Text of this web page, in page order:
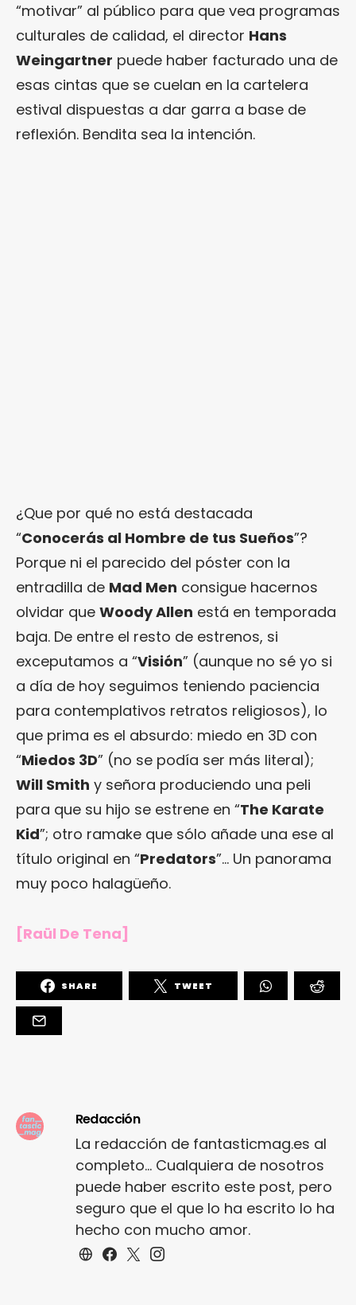
“motivar” al público para que vea programas
culturales de calidad, el director Hans
Weingartner puede haber facturado una de
esas cintas que se cuelan en la cartelera
estival dispuestas a dar garra a base de
reflexión. Bendita sea la intención.
¿Que por qué no está destacada
“Conocerás al Hombre de tus Sueños”?
Porque ni el parecido del póster con la
entradilla de Mad Men consigue hacernos
olvidar que Woody Allen está en temporada
baja. De entre el resto de estrenos, si
exceputamos a “Visión” (aunque no sé yo si
a día de hoy seguimos teniendo paciencia
para contemplativos retratos religiosos), lo
que prima es el absurdo: miedo en 3D con
“Miedos 3D” (no se podía ser más literal);
Will Smith y señora produciendo una peli
para que su hijo se estrene en “The Karate
Kid”; otro ramake que sólo añade una ese al
título original en “Predators”… Un panorama
muy poco halagüeño.
[Raül De Tena]
SHARE TWEET
Redacción
La redacción de fantasticmag.es al
completo... Cualquiera de nosotros
puede haber escrito este post, pero
seguro que el que lo ha escrito lo ha
hecho con mucho amor.